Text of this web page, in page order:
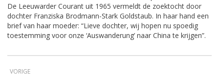
De Leeuwarder Courant uit 1965 vermeldt de zoektocht door
dochter Franziska Brodmann-Stark Goldstaub. In haar hand een
brief van haar moeder: “Lieve dochter, wij hopen nu spoedig
toestemming voor onze ‘Auswanderung’ naar China te krijgen”.
VORIGE